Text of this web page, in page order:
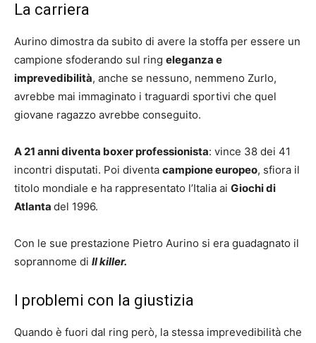
La carriera
Aurino dimostra da subito di avere la stoffa per essere un
campione sfoderando sul ring eleganza e
imprevedibilità, anche se nessuno, nemmeno Zurlo,
avrebbe mai immaginato i traguardi sportivi che quel
giovane ragazzo avrebbe conseguito.
A 21 anni diventa boxer professionista: vince 38 dei 41
incontri disputati. Poi diventa campione europeo, sfiora il
titolo mondiale e ha rappresentato l’Italia ai Giochi di
Atlanta del 1996.
Con le sue prestazione Pietro Aurino si era guadagnato il
soprannome di Il killer.
I problemi con la giustizia
Quando è fuori dal ring però, la stessa imprevedibilità che